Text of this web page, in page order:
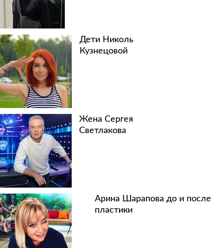
Дети Николь
Кузнецовой
Жена Сергея
Светлакова
Арина Шарапова до и после
пластики